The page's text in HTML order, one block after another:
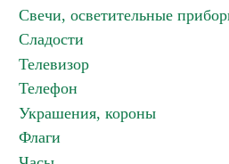
Свечи, осветительные
Сладости
Телевизор
Телефон
Украшения, короны
Флаги